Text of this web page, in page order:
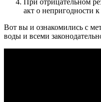
При отрицательном
акт о непригодности
Вот вы и ознакомились с
воды и всеми